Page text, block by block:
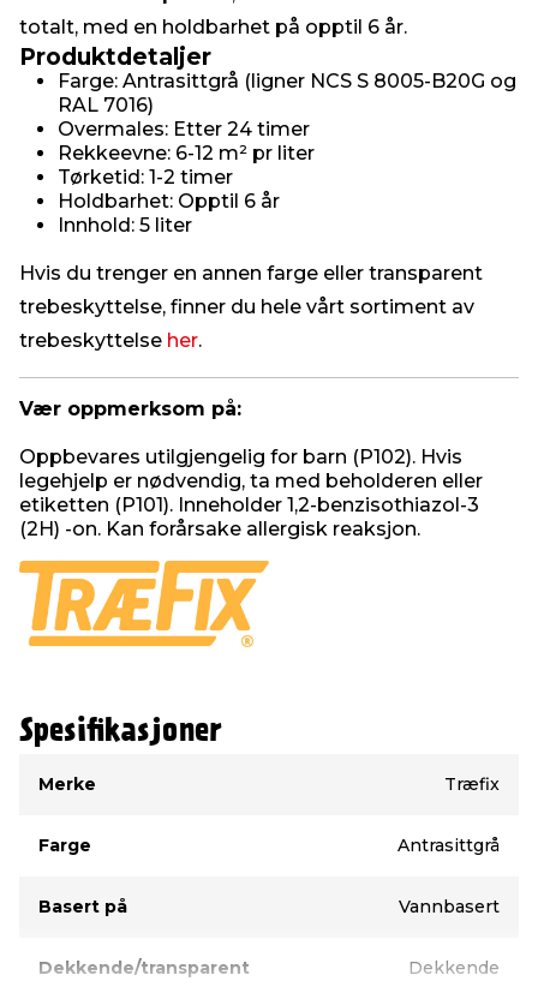
totalt, med en holdbarhet på opptil 6 år.
Produktdetaljer
Farge: Antrasittgrå (ligner NCS S 8005-B20G og
RAL 7016)
Overmales: Etter 24 timer
Rekkeevne: 6-12 m² pr liter
Tørketid: 1-2 timer
Holdbarhet: Opptil 6 år
Innhold: 5 liter
Hvis du trenger en annen farge eller transparent
trebeskyttelse, finner du hele vårt sortiment av
trebeskyttelse her.
Vær oppmerksom på:
Oppbevares utilgjengelig for barn (P102). Hvis
legehjelp er nødvendig, ta med beholderen eller
etiketten (P101). Inneholder 1,2-benzisothiazol-3
(2H) -on. Kan forårsake allergisk reaksjon.
Spesifikasjoner
Merke
Træfix
Farge Antrasittgrå
Basert på Vannbasert
Dekkende/transparent Dekkende